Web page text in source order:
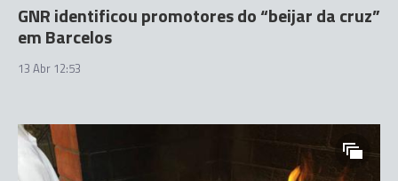
GNR identificou promotores do “beijar da cruz”
em Barcelos
13 Abr 12:53